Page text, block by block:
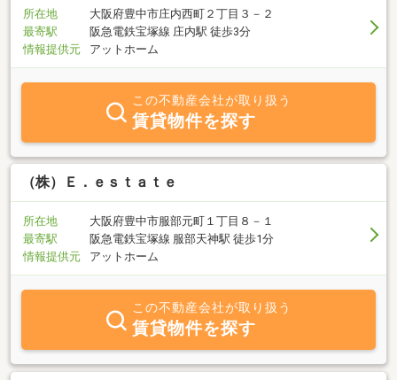
所在地
大阪府豊中市庄内西町２丁目３－２
最寄駅
阪急電鉄宝塚線 庄内駅 徒歩3分
情報提供元
アットホーム
この不動産会社が取り扱う
賃貸物件を探す
（株）Ｅ．ｅｓｔａｔｅ
所在地
大阪府豊中市服部元町１丁目８－１
最寄駅
阪急電鉄宝塚線 服部天神駅 徒歩1分
情報提供元
アットホーム
この不動産会社が取り扱う
賃貸物件を探す